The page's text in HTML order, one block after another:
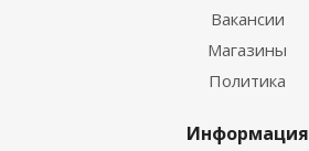
Вакансии
Магазины
Политика
Информация